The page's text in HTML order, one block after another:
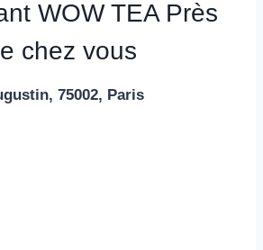
WOW TEA Près
chez vous
75002, Paris